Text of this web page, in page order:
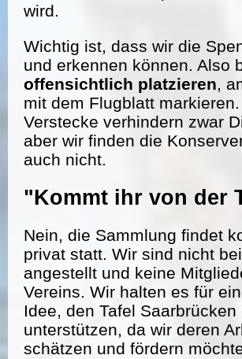
wird.
Wichtig ist, dass wir die
und erkennen können. Also
offensichtlich platzieren,
mit dem Flugblatt
Verstecke verhindern zwar
aber wir finden die
auch nicht.
"Kommt ihr von der
Nein, die Sammlung findet
privat statt. Wir sind nicht
angestellt und keine
Vereins. Wir halten es für
Idee, den Tafel Saarbrücken
unterstützen, da wir deren
schätzen und fördern